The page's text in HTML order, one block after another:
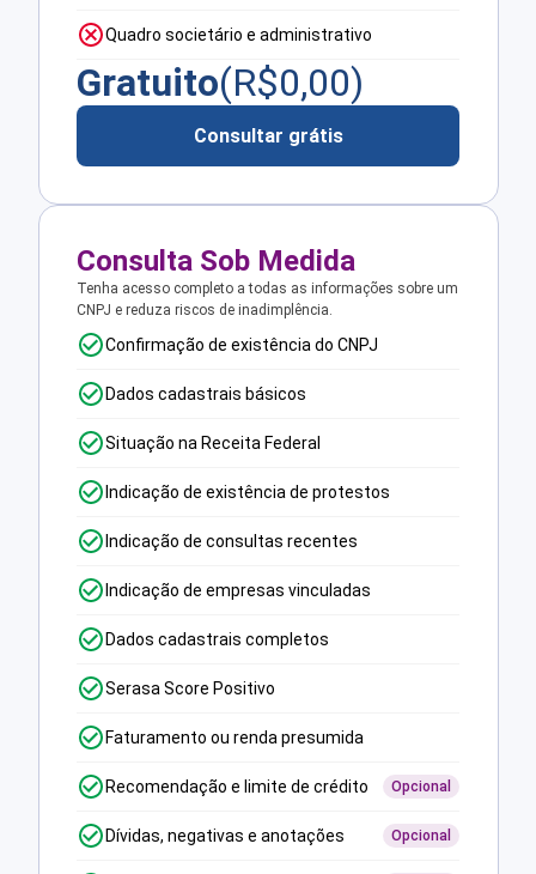
Quadro societário e administrativo
Gratuito(R$0,00)
Consultar grátis
Consulta Sob Medida
Tenha acesso completo a todas as informações sobre um
CNPJ e reduza riscos de inadimplência.
Confirmação de existência do CNPJ
Dados cadastrais básicos
Situação na Receita Federal
Indicação de existência de protestos
Indicação de consultas recentes
Indicação de empresas vinculadas
Dados cadastrais completos
Serasa Score Positivo
Faturamento ou renda presumida
Recomendação e limite de crédito Opcional
Dívidas, negativas e anotações Opcional